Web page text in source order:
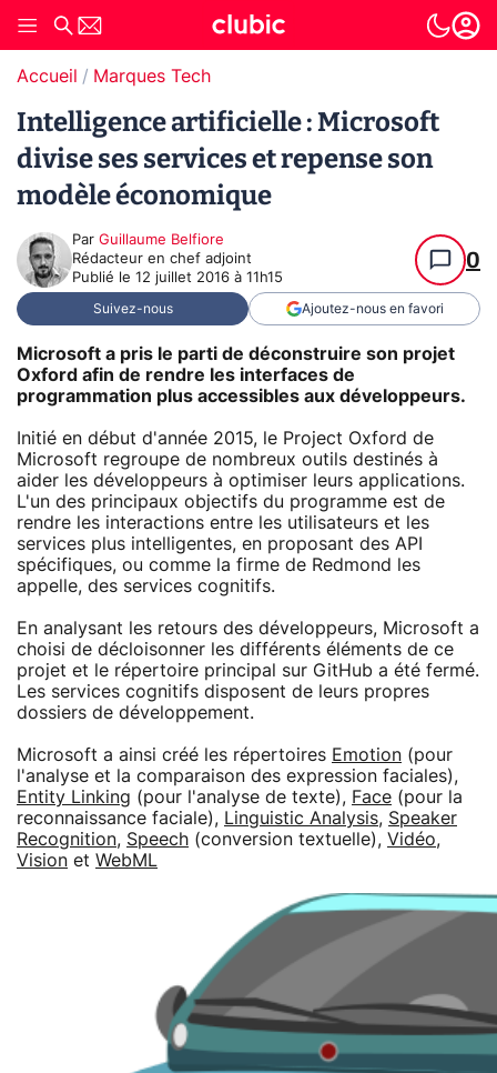
Accueil Marques Tech
Intelligence artificielle : Microsoft
divise ses services et repense son
modèle économique
Par Guillaume Belfiore
Rédacteur en chef adjoint
Publié le 12 juillet 2016 à 11h15
0
Suivez-nous Ajoutez-nous en favori
Microsoft a pris le parti de déconstruire son projet
Oxford afin de rendre les interfaces de
programmation plus accessibles aux développeurs.
Initié en début d'année 2015, le Project Oxford de
Microsoft regroupe de nombreux outils destinés à
aider les développeurs à optimiser leurs applications.
L'un des principaux objectifs du programme est de
rendre les interactions entre les utilisateurs et les
services plus intelligentes, en proposant des API
spécifiques, ou comme la firme de Redmond les
appelle, des services cognitifs.
En analysant les retours des développeurs, Microsoft a
choisi de décloisonner les différents éléments de ce
projet et le répertoire principal sur GitHub a été fermé.
Les services cognitifs disposent de leurs propres
dossiers de développement.
Microsoft a ainsi créé les répertoires Emotion (pour
l'analyse et la comparaison des expression faciales),
Entity Linking (pour l'analyse de texte), Face (pour la
reconnaissance faciale), Linguistic Analysis, Speaker
Recognition, Speech (conversion textuelle), Vidéo,
Vision et WebML